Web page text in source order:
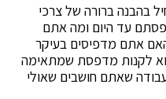
בהבנה ברורה של צרכי
עד היום ומה אתם
אתם מדפיסים בעיקר
לקנות מדפסת שמתאימה
שאתם חושבים שאולי